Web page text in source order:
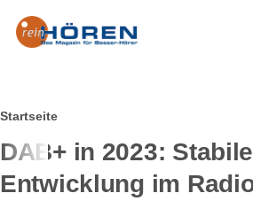
Pfadnavigation
Startseite
DAB+ in 2023: Stabile
Entwicklung im